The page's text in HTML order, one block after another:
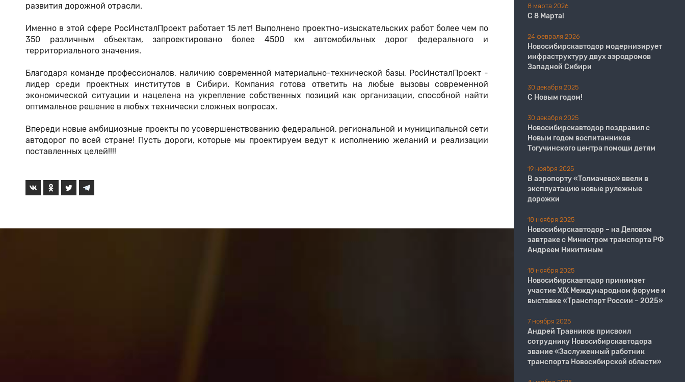
развития дорожной отрасли.
Именно в этой сфере РосИнсталПроект работает 15 лет! Выполнено проектно-изыскательских работ более чем по
350 различным объектам, запроектировано более 4500 км автомобильных дорог федерального и
территориального значения.
Благодаря команде профессионалов, наличию современной материально-технической базы, РосИнсталПроект -
лидер среди проектных институтов в Сибири. Компания готова ответить на любые вызовы современной
экономической ситуации и нацелена на укрепление собственных позиций как организации, способной найти
оптимальное решение в любых технически сложных вопросах.
Впереди новые амбициозные проекты по усовершенствованию федеральной, региональной и муниципальной сети
автодорог по всей стране! Пусть дороги, которые мы проектируем ведут к исполнению желаний и реализации
поставленных целей!!!!
8 марта 2026
С 8 Марта!
24 февраля 2026
Новосибирскавтодор модернизирует
инфраструктуру двух аэродромов
Западной Сибири
30 декабря 2025
С Новым годом!
30 декабря 2025
Новосибирскавтодор поздравил с
Новым годом воспитанников
Тогучинского центра помощи детям
19 ноября 2025
В аэропорту «Толмачево» ввели в
эксплуатацию новые рулежные
дорожки
18 ноября 2025
Новосибирскавтодор – на Деловом
завтраке с Министром транспорта РФ
Андреем Никитиным
18 ноября 2025
Новосибирскавтодор принимает
участие XIX Международном форуме и
выставке «Транспорт России – 2025»
7 ноября 2025
Андрей Травников присвоил
сотруднику Новосибирскавтодора
звание «Заслуженный работник
транспорта Новосибирской области»